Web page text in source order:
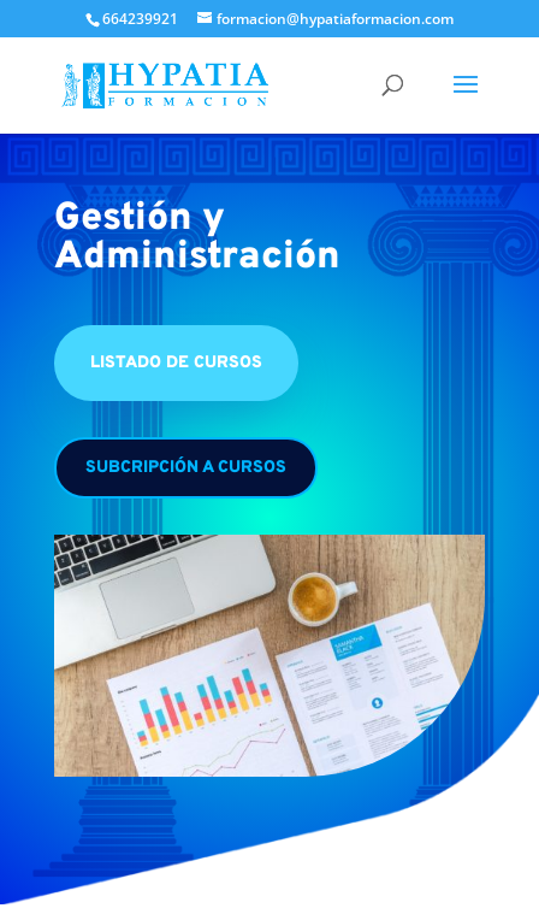
664239921 formacion@hypatiaformacion.com
Gestión y
Administración
LISTADO DE CURSOS
SUBCRIPCIÓN A CURSOS